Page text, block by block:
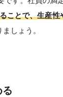
ことで、生産
しょう。
る